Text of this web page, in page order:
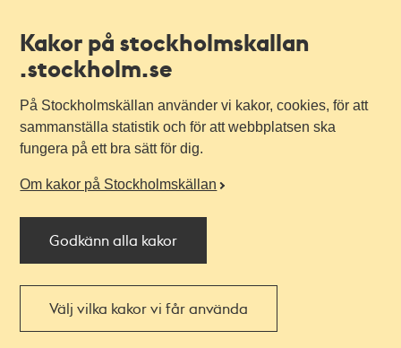
Kakor på stockholmskallan
.stockholm.se
På Stockholmskällan använder vi kakor, cookies, för att
sammanställa statistik och för att webbplatsen ska
fungera på ett bra sätt för dig.
Om kakor på Stockholmskällan
Godkänn alla kakor
Välj vilka kakor vi får använda